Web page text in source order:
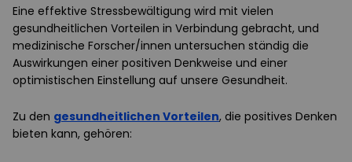
Eine effektive Stressbewältigung wird mit vielen
gesundheitlichen Vorteilen in Verbindung gebracht, und
medizinische Forscher/innen untersuchen ständig die
Auswirkungen einer positiven Denkweise und einer
optimistischen Einstellung auf unsere Gesundheit.
Zu den gesundheitlichen Vorteilen, die positives Denken
bieten kann, gehören: